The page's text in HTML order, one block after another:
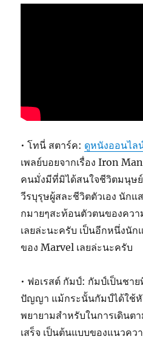
• โทนี่ สตาร์ค: ดูหนังออนไล
เพลย์บอยจากเรื่อง Iron
คนมั่งมีที่มิได้สนใจชีวิตมนุษ
วีรบุรุษผู้สละชีวิตตัวเอง นัก
กมายๆสะท้อนตัวตนของคว
เลยล่ะนะครับ เป็นอีกหนึ่งนั
ของ Marvel เลยล่ะนะครับ
• ฟอเรสต์ กัมป์: กัมป์เป็นชา
ปัญญา แม้กระนั้นกัมป์ได้ใช้หั
พยายามสำหรับในการเดินต
เสร็จ เป็นต้นแบบของแนวคว